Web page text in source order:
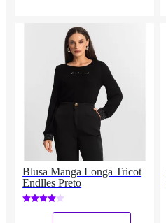
Blusa Manga Longa Tricot
Endlles Preto